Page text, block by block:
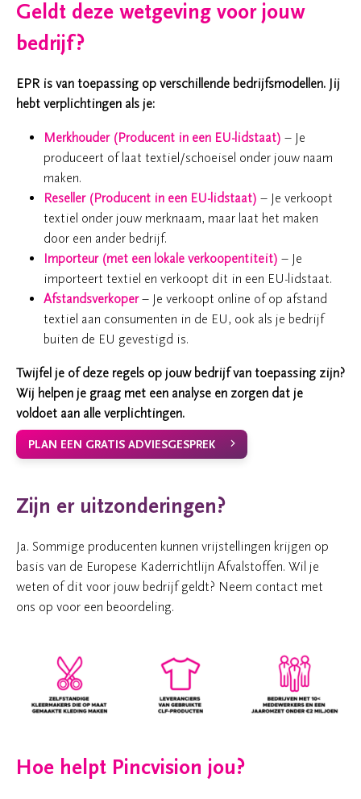
Geldt deze wetgeving voor jouw
bedrijf?
EPR is van toepassing op verschillende bedrijfsmodellen. Jij
hebt verplichtingen als je:
Merkhouder (Producent in een EU-lidstaat) – Je
produceert of laat textiel/schoeisel onder jouw naam
maken.
Reseller (Producent in een EU-lidstaat) – Je verkoopt
textiel onder jouw merknaam, maar laat het maken
door een ander bedrijf.
Importeur (met een lokale verkoopentiteit) – Je
importeert textiel en verkoopt dit in een EU-lidstaat.
Afstandsverkoper– Je verkoopt online of op afstand
textiel aan consumenten in de EU, ook als je bedrijf
buiten de EU gevestigd is.
Twijfel je of deze regels op jouw bedrijf van toepassing zijn?
Wij helpen je graag met een analyse en zorgen dat je
voldoet aan alle verplichtingen.
PLAN EEN GRATIS ADVIESGESPREK
Zijn er uitzonderingen?
Ja. Sommige producenten kunnen vrijstellingen krijgen op
basis van de Europese Kaderrichtlijn Afvalstoffen. Wil je
weten of dit voor jouw bedrijf geldt? Neem contact met
ons op voor een beoordeling.
Hoe helpt Pincvision jou?